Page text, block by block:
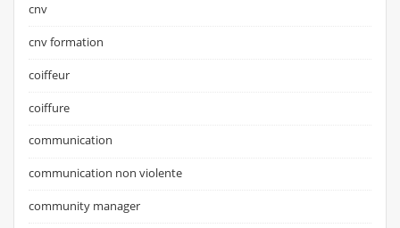
cnv
cnv formation
coiffeur
coiffure
communication
communication non violente
community manager